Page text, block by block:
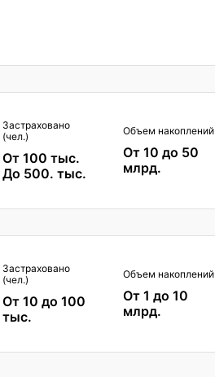
Застраховано
(чел.)
От 100 тыс.
До 500. тыс.
Объем накоплений
От 10 до 50
млрд.
Застраховано
(чел.)
От 10 до 100
тыс.
Объем накоплений
От 1 до 10
млрд.